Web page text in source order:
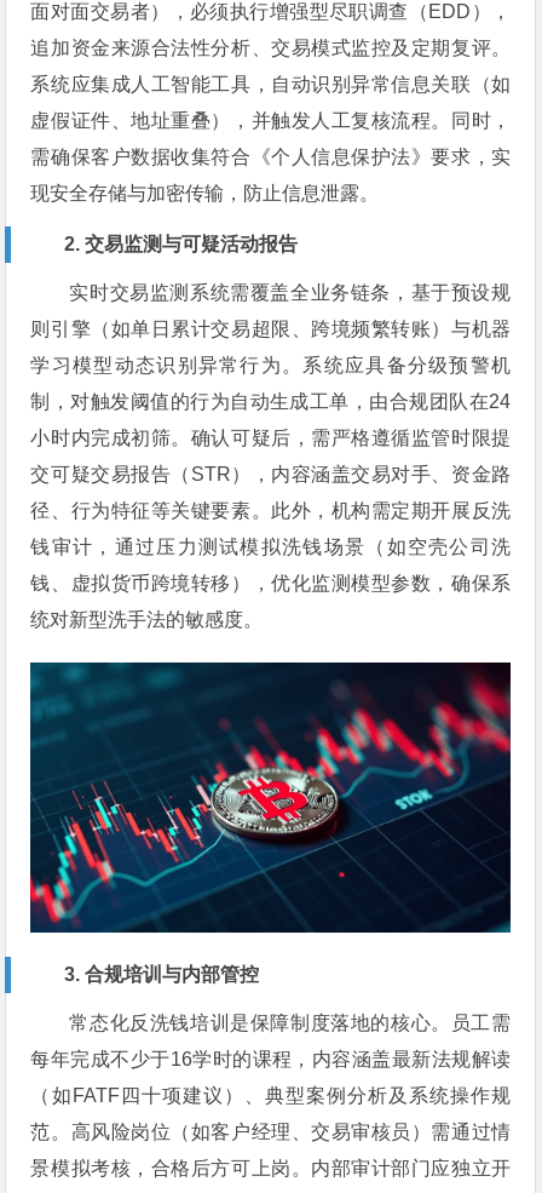
面对面交易者），必须执行增强型尽职调查（EDD），
追加资金来源合法性分析、交易模式监控及定期复评。
系统应集成人工智能工具，自动识别异常信息关联（如
虚假证件、地址重叠），并触发人工复核流程。同时，
需确保客户数据收集符合《个人信息保护法》要求，实
现安全存储与加密传输，防止信息泄露。
2. 交易监测与可疑活动报告
实时交易监测系统需覆盖全业务链条，基于预设规
则引擎（如单日累计交易超限、跨境频繁转账）与机器
学习模型动态识别异常行为。系统应具备分级预警机
制，对触发阈值的行为自动生成工单，由合规团队在24
小时内完成初筛。确认可疑后，需严格遵循监管时限提
交可疑交易报告（STR），内容涵盖交易对手、资金路
径、行为特征等关键要素。此外，机构需定期开展反洗
钱审计，通过压力测试模拟洗钱场景（如空壳公司洗
钱、虚拟货币跨境转移），优化监测模型参数，确保系
统对新型洗手法的敏感度。
3. 合规培训与内部管控
常态化反洗钱培训是保障制度落地的核心。员工需
每年完成不少于16学时的课程，内容涵盖最新法规解读
（如FATF四十项建议）、典型案例分析及系统操作规
范。高风险岗位（如客户经理、交易审核员）需通过情
景模拟考核，合格后方可上岗。内部审计部门应独立开